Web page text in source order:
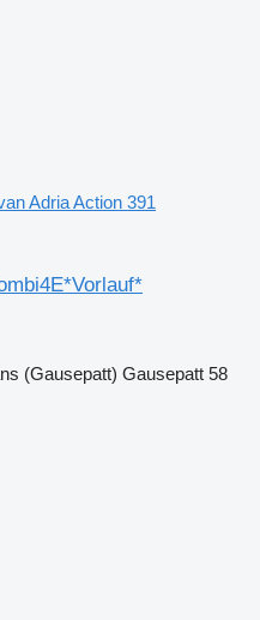
Adria Action 391
(Gausepatt) Gausepatt 58